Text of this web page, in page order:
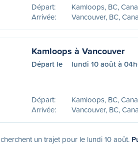
Départ:
Kamloops, BC,
Arrivée:
Vancouver, BC,
Kamloops à Vancouver
Départ le lundi 10 août à
Départ:
Kamloops, BC,
Arrivée:
Vancouver, BC,
cherchent un trajet pour le lundi 10 août.